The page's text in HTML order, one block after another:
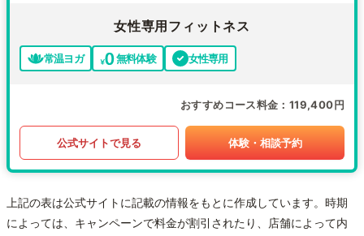
女性専用フィットネス
常温ヨガ 無料体験 女性専用
おすすめコース料金 119,400円
公式サイトで見る 体験・相談予約
上記の表は公式サイトに記載の情報をもとに作成しています。時期
によっては、キャンペーンで料金が割引されたり、店舗によって内